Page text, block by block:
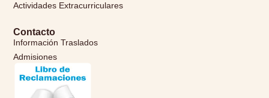
Actividades Extracurriculares
Contacto
Información Traslados
Admisiones